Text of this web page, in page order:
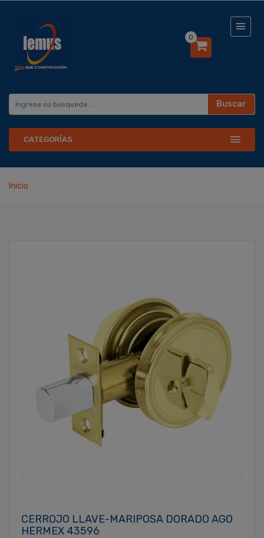
0
Buscar
CATEGORÍAS
Inicio
CERROJO LLAVE-MARIPOSA DORADO AGO
HERMEX 43596